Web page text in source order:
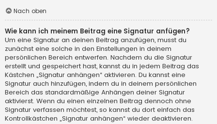
Nach oben
Wie kann ich meinem Beitrag eine Signatur anfügen?
Um eine Signatur an deinen Beitrag anzufügen, musst du
zunächst eine solche in den Einstellungen in deinem
persönlichen Bereich entwerfen. Nachdem du die Signatur
erstellt und gespeichert hast, kannst du in jedem Beitrag das
Kästchen „Signatur anhängen“ aktivieren. Du kannst eine
Signatur auch hinzufügen, indem du in deinem persönlichen
Bereich das standardmäßige Anhängen deiner Signatur
aktivierst. Wenn du einen einzelnen Beitrag dennoch ohne
Signatur verfassen möchtest, so kannst du dort einfach das
Kontrollkästchen „Signatur anhängen“ wieder deaktivieren.